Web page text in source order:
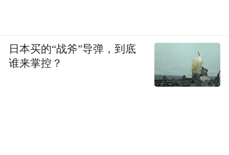
日本买的“战斧”导弹，到底
谁来掌控？